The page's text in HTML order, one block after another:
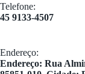
Telefone:
45 9133-4507
Endereço:
​Endereço: Rua